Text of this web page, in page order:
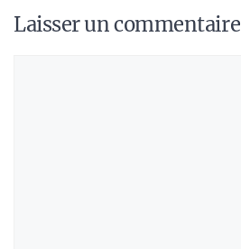
Laisser un commentaire